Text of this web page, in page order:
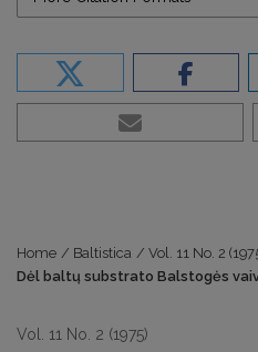
Home / Baltistica / Vol. 11 No. 2
Dėl baltų substrato Balstogės
Vol. 11 No. 2 (1975)